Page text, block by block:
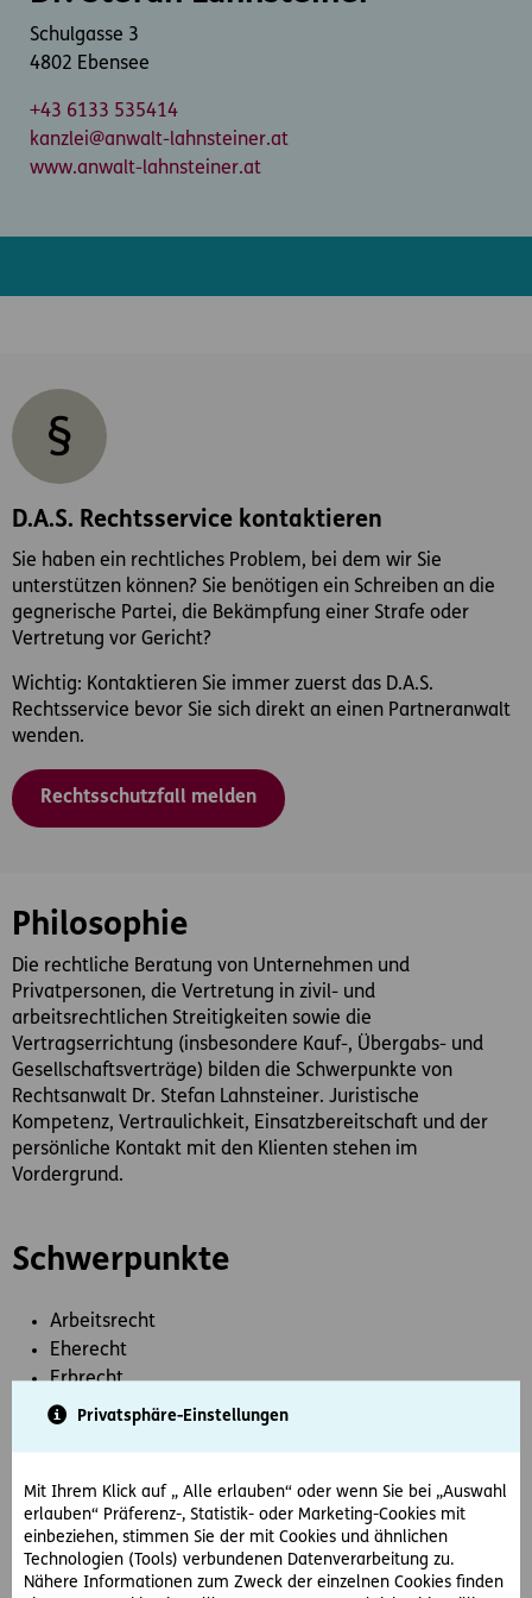
Privatsphäre-Einstellungen
Mit Ihrem Klick auf „ Alle erlauben“ oder wenn Sie bei „Auswahl
erlauben“ Präferenz-, Statistik- oder Marketing-Cookies mit
einbeziehen, stimmen Sie der mit Cookies und ähnlichen
Technologien (Tools) verbundenen Datenverarbeitung zu.
Nähere Informationen zum Zweck der einzelnen Cookies finden
Schulgasse 3
4802 Ebensee
+43 6133 535414
kanzlei@anwalt-lahnsteiner.at
www.anwalt-lahnsteiner.at
D.A.S. Rechtsservice kontaktieren
Sie haben ein rechtliches Problem, bei dem wir Sie
unterstützen können? Sie benötigen ein Schreiben an die
gegnerische Partei, die Bekämpfung einer Strafe oder
Vertretung vor Gericht?
Wichtig: Kontaktieren Sie immer zuerst das D.A.S.
Rechtsservice bevor Sie sich direkt an einen Partneranwalt
wenden.
Rechtsschutzfall melden
Philosophie
Die rechtliche Beratung von Unternehmen und
Privatpersonen, die Vertretung in zivil- und
arbeitsrechtlichen Streitigkeiten sowie die
Vertragserrichtung (insbesondere Kauf-, Übergabs- und
Gesellschaftsverträge) bilden die Schwerpunkte von
Rechtsanwalt Dr. Stefan Lahnsteiner. Juristische
Kompetenz, Vertraulichkeit, Einsatzbereitschaft und der
persönliche Kontakt mit den Klienten stehen im
Vordergrund.
Schwerpunkte
Arbeitsrecht
Eherecht
Erbrecht
Familienrecht
Versicherungsvertragsrecht
Vertragserrichtung
Zivilrecht